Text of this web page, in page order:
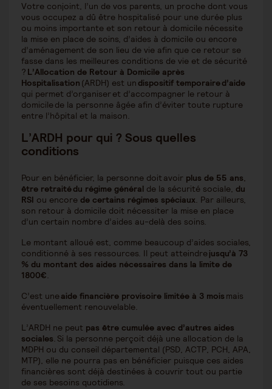
Votre conjoint, l’un de vos parents, un proche dont vous
vous occupez a dû être hospitalisé pour une durée plus
ou moins importante et son retour à domicile nécessite
la mise en place de soins, d’aides à domicile ou encore
d’aménagement de son lieu de vie afin que ce retour se
fasse dans les meilleures conditions de vie et de sécurité
? L’Allocation de Retour à Domicile après
Hospitalisation (ARDH) est un dispositif temporaire d’aide
qui permet d’organiser et d’accompagner le retour à
domicile de la personne âgée afin d’éviter toute rupture
entre l’hôpital et la maison.
L’ARDH pour qui ? Sous quelles
conditions
Pour en bénéficier, la personne doit avoir plus de 55 ans,
être retraité du régime général de la sécurité sociale, du
RSI ou encore de certains régimes spéciaux. Par ailleurs,
son retour à domicile doit nécessiter la mise en place
d’un certain nombre d’aides au-delà des soins.
Le montant alloué est, comme beaucoup d’aides sociales,
conditionné à ses ressources. Il peut atteindrejusqu’à 73
% du montant des aides nécessaires dans la limite de
1800€.
C’est uneaide financière provisoire limitée à 3 mois mais
éventuellement renouvelable.
L’ARDH ne peut pas être cumulée avec d’autres aides
sociales. Si la personne perçoit déjà une allocation de la
MDPH ou du conseil départemental (PSD, ACTP, PCH, APA,
MTP), elle ne pourra pas en bénéficier puisque ces aides
financières sont déjà destinées à couvrir tout ou partie
de ses besoins quotidiens.